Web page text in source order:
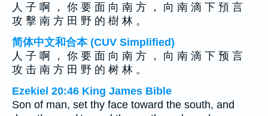
人 子 啊 ， 你 要 面 向 南 方 ， 向 南 滴 下 預 言
攻 擊 南 方 田 野 的 樹 林 。
简体中文和合本 (CUV Simplified)
人 子 啊 ， 你 要 面 向 南 方 ， 向 南 滴 下 预 言
攻 击 南 方 田 野 的 树 林 。
Ezekiel 20:46 King James Bible
Son of man, set thy face toward the south, and